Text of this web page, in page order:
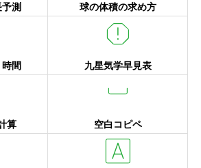
測 球の体積の求め方
間
report
九星気学早見表
算
space_bar
空白コピペ
font_download